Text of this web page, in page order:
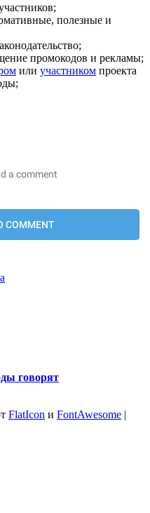
полезные и
промокодов и рекламы;
или участником проекта
говорят
FlatIcon и FontAwesome |